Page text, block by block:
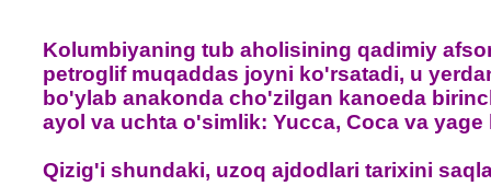
Kolumbiyaning tub aholisining qadimiy
petroglif muqaddas joyni ko'rsatadi, u
bo'ylab anakonda cho'zilgan kanoeda
ayol va uchta o'simlik: Yucca, Coca va yage
Qizig'i shundaki, uzoq ajdodlari tarixini